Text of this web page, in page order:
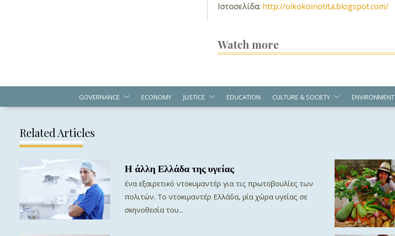
Ιστοσελίδα: http://oikokoinotita.blogspot.com/
Watch more
GOVERNANCE ECONOMY JUSTICE EDUCATION CULTURE & SOCIETY ENVIRONMENT
Related Articles
Η άλλη Ελλάδα της υγείας
ένα εξαιρετικό ντοκυμαντέρ για τις πρωτοβουλίες των
πολιτών. Το ντοκιμαντέρ Ελλάδα, μία χώρα υγείας σε
σκηνοθεσία του...